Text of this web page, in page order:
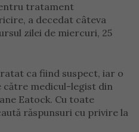
tratament
a decedat câteva
zilei de miercuri, 25
ca fiind suspect, iar o
către medicul-legist din
Eatock. Cu toate
răspunsuri cu privire la